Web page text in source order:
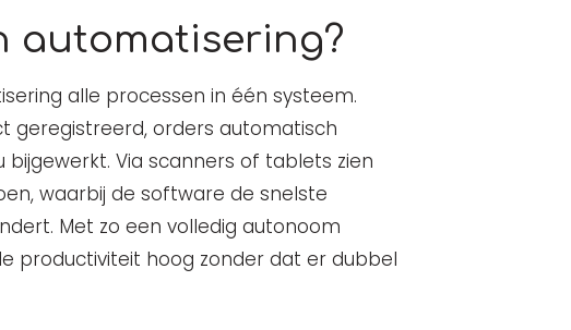
automatisering?
alle processen in één systeem.
geregistreerd, orders automatisch
Via scanners of tablets zien
waarbij de software de snelste
Met zo een volledig autonoom
productiviteit hoog zonder dat er dubbel